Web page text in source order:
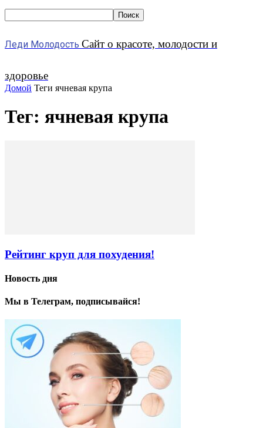
Леди Молодость Сайт о красоте, молодости и
здоровье
Домой Теги ячневая крупа
Тег: ячневая крупа
Рейтинг круп для похудения!
Новость дня
Мы в Телеграм, подписывайся!